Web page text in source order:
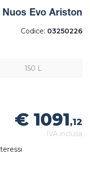
Evo Ariston
Codice: 03250226
150 L
€ 1091,12
IVA inclusa